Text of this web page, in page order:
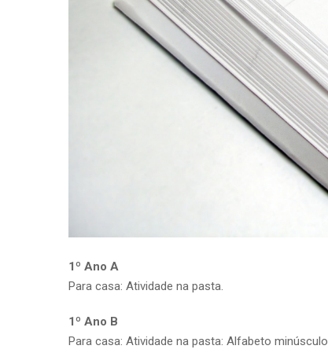
1º Ano A
Para casa: Atividade na pasta.
1º Ano B
Para casa: Atividade na pasta: Alfabeto minúsculo.